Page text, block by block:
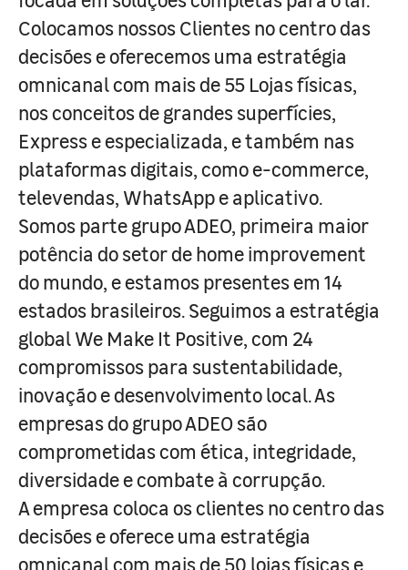
Colocamos nossos Clientes no centro das
decisões e oferecemos uma estratégia
omnicanal com mais de 55 Lojas físicas,
nos conceitos de grandes superfícies,
Express e especializada, e também nas
plataformas digitais, como e-commerce,
televendas, WhatsApp e aplicativo.
Somos parte grupo ADEO, primeira maior
potência do setor de home improvement
do mundo, e estamos presentes em 14
estados brasileiros. Seguimos a estratégia
global We Make It Positive, com 24
compromissos para sustentabilidade,
inovação e desenvolvimento local. As
empresas do grupo ADEO são
comprometidas com ética, integridade,
diversidade e combate à corrupção.
A empresa coloca os clientes no centro das
decisões e oferece uma estratégia
omnicanal com mais de 50 lojas físicas e